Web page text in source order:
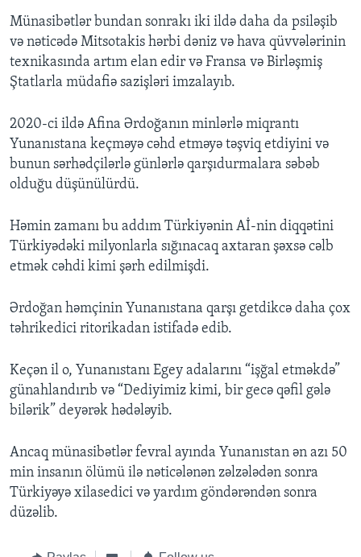
Münasibətlər bundan sonrakı iki ildə daha da psiləşib
və nəticədə Mitsotakis hərbi dəniz və hava qüvvələrinin
texnikasında artım elan edir və Fransa və Birləşmiş
Ştatlarla müdafiə sazişləri imzalayıb.
2020-ci ildə Afina Ərdoğanın minlərlə miqrantı
Yunanıstana keçməyə cəhd etməyə təşviq etdiyini və
bunun sərhədçilərlə günlərlə qarşıdurmalara səbəb
olduğu düşünülürdü.
Həmin zamanı bu addım Türkiyənin Aİ-nin diqqətini
Türkiyədəki milyonlarla sığınacaq axtaran şəxsə cəlb
etmək cəhdi kimi şərh edilmişdi.
Ərdoğan həmçinin Yunanıstana qarşı getdikcə daha çox
təhrikedici ritorikadan istifadə edib.
Keçən il o, Yunanıstanı Egey adalarını “işğal etməkdə”
günahlandırıb və “Dediyimiz kimi, bir gecə qəfil gələ
bilərik” deyərək hədələyib.
Ancaq münasibətlər fevral ayında Yunanıstan ən azı 50
min insanın ölümü ilə nəticələnən zəlzələdən sonra
Türkiyəyə xilasedici və yardım göndərəndən sonra
düzəlib.